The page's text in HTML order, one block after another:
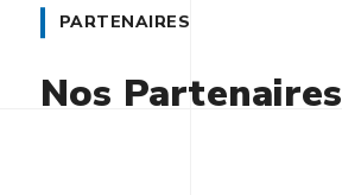
PARTENAIRES
Nos Partenaires